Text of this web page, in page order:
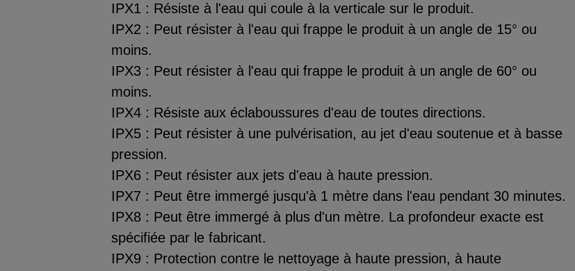
IPX1 : Résiste à l'eau qui coule à la verticale sur le produit.
IPX2 : Peut résister à l'eau qui frappe le produit à un angle de 15° ou
moins.
IPX3 : Peut résister à l'eau qui frappe le produit à un angle de 60° ou
moins.
IPX4 : Résiste aux éclaboussures d'eau de toutes directions.
IPX5 : Peut résister à une pulvérisation, au jet d'eau soutenue et à basse
pression.
IPX6 : Peut résister aux jets d'eau à haute pression.
IPX7 : Peut être immergé jusqu'à 1 mètre dans l'eau pendant 30 minutes.
IPX8 : Peut être immergé à plus d'un mètre. La profondeur exacte est
spécifiée par le fabricant.
IPX9 : Protection contre le nettoyage à haute pression, à haute